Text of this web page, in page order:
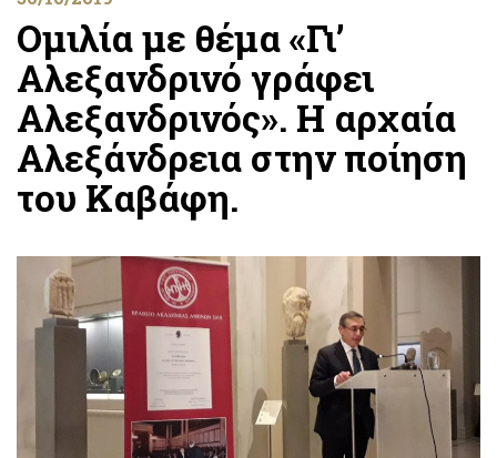
Ομιλία με θέμα «Γι’
Αλεξανδρινό γράφει
Αλεξανδρινός». Η αρχαία
Αλεξάνδρεια στην ποίηση
του Καβάφη.